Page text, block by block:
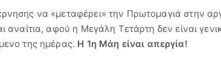
να «μεταφέρει» την Πρωτομαγιά στην
αναίτια, αφού η Μεγάλη Τετάρτη δεν είναι
της ημέρας. Η 1η Μάη είναι απεργία!